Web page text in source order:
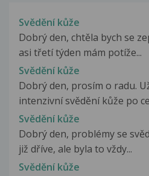
Svědění kůže
Dobrý den, chtěla bych se
asi třetí týden mám potíže...
Svědění kůže
Dobrý den, prosím o radu.
intenzivní svědění kůže po
Svědění kůže
Dobrý den, problémy se
již dříve, ale byla to vždy...
Svědění kůže